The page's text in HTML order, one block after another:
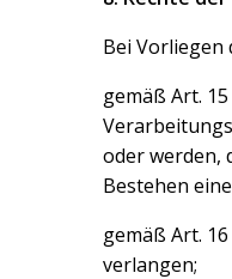
Bei Vorliegen
gemäß Art.
oder werden,
Bestehen
gemäß Art.
verlangen;